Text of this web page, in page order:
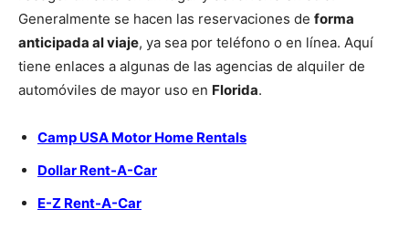
Generalmente se hacen las reservaciones de forma
anticipada al viaje, ya sea por teléfono o en línea. Aquí
tiene enlaces a algunas de las agencias de alquiler de
automóviles de mayor uso en Florida.
Camp USA Motor Home Rentals
Dollar Rent-A-Car
E-Z Rent-A-Car